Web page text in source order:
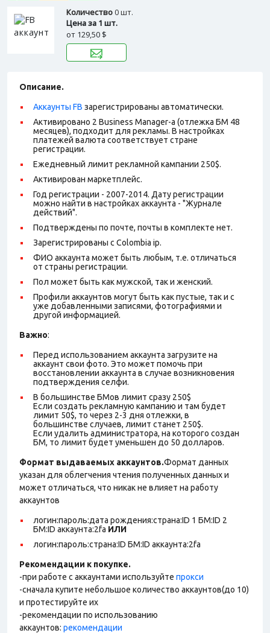
Количество0 шт.
Цена за 1 шт.
от 129,50 $
Описание.
Аккаунты FB зарегистрированы автоматически.
Активировано 2 Business Manager-а (отлежка БМ 48
месяцев), подходит для рекламы. В настройках
платежей валюта соответствует стране
регистрации.
Ежедневный лимит рекламной кампании 250$.
Активирован маркетплейс.
Год регистрации - 2007-2014. Дату регистрации
можно найти в настройках аккаунта - "Журнале
действий".
Подтверждены по почте, почты в комплекте нет.
Зарегистрированы с Colombia ip.
ФИО аккаунта может быть любым, т.е. отличаться
от страны регистрации.
Пол может быть как мужской, так и женский.
Профили аккаунтов могут быть как пустые, так и с
уже добавленными записями, фотографиями и
другой информацией.
Важно:
Перед использованием аккаунта загрузите на
аккаунт свои фото. Это может помочь при
восстановлении аккаунта в случае возникновения
подтверждения селфи.
В большинстве БМов лимит сразу 250$
Если создать рекламную кампанию и там будет
лимит 50$, то через 2-3 дня отлежки, в
большинстве случаев, лимит станет 250$.
Если удалить администратора, на которого создан
БМ, то лимит будет уменьшен до 50 долларов.
Формат выдаваемых аккаунтов.Формат данных
указан для облегчения чтения полученных данных и
может отличаться, что никак не влияет на работу
аккаунтов
логин:пароль:дата рождения:страна:ID 1 БМ:ID 2
БМ:ID аккаунта:2fa ИЛИ
логин:пароль:страна:ID БМ:ID аккаунта:2fa
Рекомендации к покупке.
-при работе с аккаунтами используйте прокси
-сначала купите небольшое количество аккаунтов(до 10)
и протестируйте их
-рекомендации по использованию
аккаунтов: рекомендации